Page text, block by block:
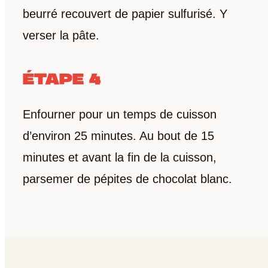
beurré recouvert de papier sulfurisé. Y
verser la pâte.
ÉTAPE 4
Enfourner pour un temps de cuisson
d’environ 25 minutes. Au bout de 15
minutes et avant la fin de la cuisson,
parsemer de pépites de chocolat blanc.